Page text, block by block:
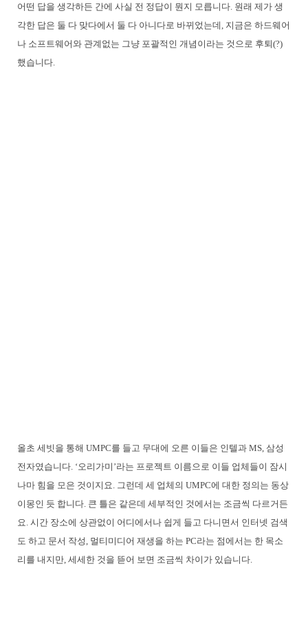
어떤 답을 생각하든 간에 사실 전 정답이 뭔지 모릅니다. 원래 제가 생
각한 답은 둘 다 맞다에서 둘 다 아니다로 바뀌었는데, 지금은 하드웨어
나 소프트웨어와 관계없는 그냥 포괄적인 개념이라는 것으로 후퇴(?)
했습니다.
올초 세빗을 통해 UMPC를 들고 무대에 오른 이들은 인텔과 MS, 삼성
전자였습니다. ‘오리가미’라는 프로젝트 이름으로 이들 업체들이 잠시
나마 힘을 모은 것이지요. 그런데 세 업체의 UMPC에 대한 정의는 동상
이몽인 듯 합니다. 큰 틀은 같은데 세부적인 것에서는 조금씩 다르거든
요. 시간 장소에 상관없이 어디에서나 쉽게 들고 다니면서 인터넷 검색
도 하고 문서 작성, 멀티미디어 재생을 하는 PC라는 점에서는 한 목소
리를 내지만, 세세한 것을 뜯어 보면 조금씩 차이가 있습니다.